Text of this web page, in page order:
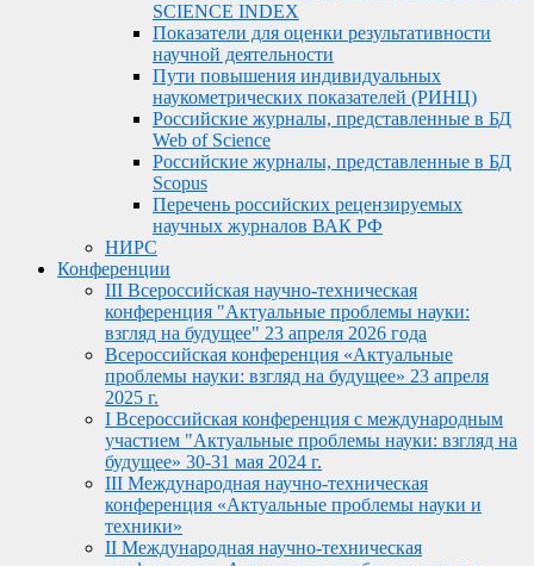
SCIENCE INDEX
Показатели для оценки результативности
научной деятельности
Пути повышения индивидуальных
наукометрических показателей (РИНЦ)
Российские журналы, представленные в БД
Web of Science
Российские журналы, представленные в БД
Scopus
Перечень российских рецензируемых
научных журналов ВАК РФ
НИРС
Конференции
III Всероссийская научно-техническая
конференция "Актуальные проблемы науки:
взгляд на будущее" 23 апреля 2026 года
Всероссийская конференция «Актуальные
проблемы науки: взгляд на будущее» 23 апреля
2025 г.
I Всероссийская конференция с международным
участием "Актуальные проблемы науки: взгляд на
будущее» 30-31 мая 2024 г.
III Международная научно-техническая
конференция «Актуальные проблемы науки и
техники»
II Международная научно-техническая